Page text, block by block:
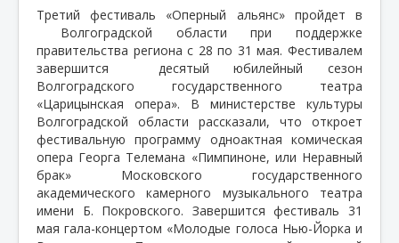
Третий фестиваль «Оперный альянс» пройдет в
Волгоградской области при поддержке
правительства региона с 28 по 31 мая. Фестивалем
завершится
десятый юбилейный сезон
Волгоградского государственного театра
«Царицынская опера». В министерстве культуры
Волгоградской области рассказали, что откроет
фестивальную программу одноактная комическая
опера Георга Телемана «Пимпиноне, или Неравный
брак» Московского государственного
академического камерного музыкального театра
имени Б. Покровского. Завершится фестиваль 31
мая гала-концертом «Молодые голоса Нью-Йорка и